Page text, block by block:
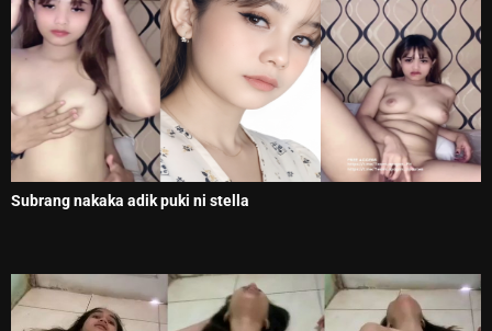
Subrang nakaka adik puki ni stella